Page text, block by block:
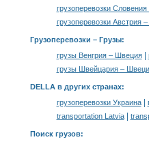
грузоперевозки
грузоперевозки Австрия
Грузоперевозки – Грузы:
грузы Венгрия – Швеция|
грузы Швейцария –
DELLA в других странах:
грузоперевозки Украина|
transportation Latvia|
Поиск грузов: